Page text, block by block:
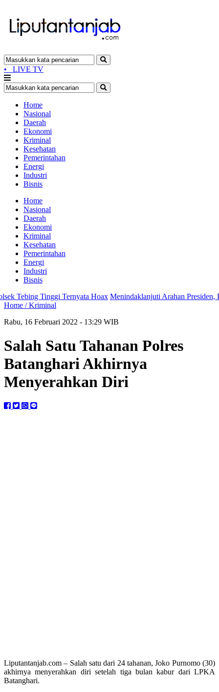
• LIVE TV
Home
Nasional
Daerah
Ekonomi
Kriminal
Kesehatan
Pemerintahan
Energi
Industri
Bisnis
Home
Nasional
Daerah
Ekonomi
Kriminal
Kesehatan
Pemerintahan
Energi
Industri
Bisnis
Tinggi Ternyata Hoax Menindaklanjuti Arahan Presiden,
Home /Kriminal
Rabu, 16 Februari 2022 - 13:29 WIB
Salah Satu Tahanan Polres
Batanghari Akhirnya
Menyerahkan Diri
Liputantanjab.com – Salah satu dari 24 tahanan, Joko Purnomo (30)
akhirnya menyerahkan diri setelah tiga bulan kabur dari LPKA
Batanghari.